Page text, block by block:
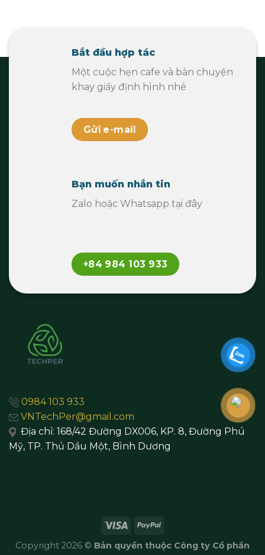
Bắt đầu hợp tác
Một cuộc hẹn cafe và bàn chuyện
khay giấy định hình nhé
Gửi e-mail
Bạn muốn nhắn tin
Zalo hoặc Whatsapp tại đây
+84 984 103 933
0984 103 933
VNTechPer@gmail.com
Địa chỉ: 168/42 Đường DX006, KP. 8, Đường Phú
Mỹ, TP. Thủ Dầu Một, Bình Dương
Copyright 2026 © Bản quyền thuộc Công ty Cổ phần